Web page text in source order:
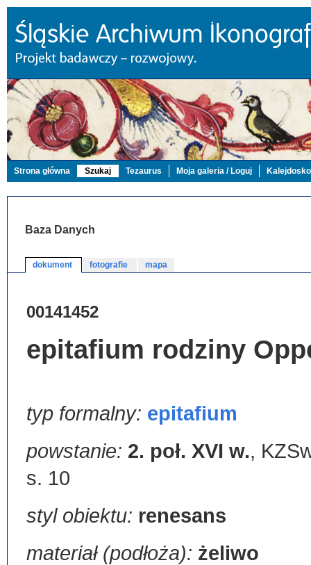
Strona główna Szukaj Tezaurus Moja galeria / Loguj
Baza Danych
dokument fotografie mapa
00141452
epitafium rodziny
typ formalny: epitafium
powstanie: 2. poł. XVI w.,
s. 10
styl obiektu: renesans
materiał (podłoża): żeliwo